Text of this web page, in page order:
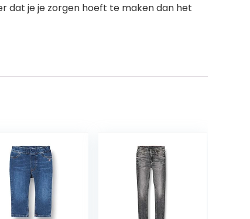
dat je je zorgen hoeft te maken dan het